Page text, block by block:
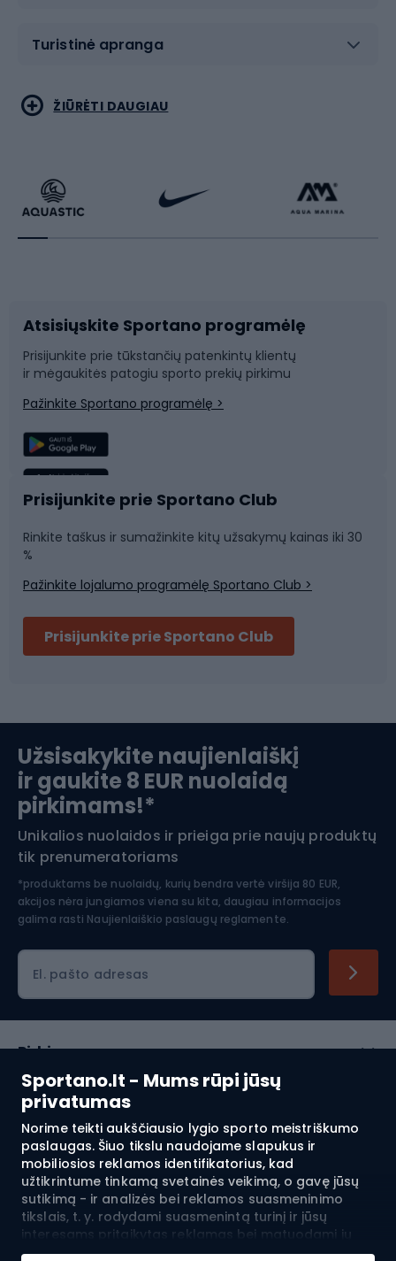
Sportano.lt - Mums rūpi jūsų
privatumas
Norime teikti aukščiausio lygio sporto meistriškumo
paslaugas. Šiuo tikslu naudojame slapukus ir
mobiliosios reklamos identifikatorius, kad
užtikrintume tinkamą svetainės veikimą, o gavę jūsų
sutikimą - ir analizės bei reklamos suasmeninimo
tikslais, t. y. rodydami suasmenintą turinį ir jūsų
interesams pritaikytas reklamas bei matuodami jų
efektyvumą. Slapukai ir mobiliosios reklamos
Turistinė apranga
Bėgimas
Dviratininkų apranga
Dviračių dalys
Laipiojimas
Žvejyba
Sportinė medicina
Koviniai sportai
Rakečių sportas
Rogutės ir čiuožynės
Snieglenčių sportas
Plaukimas
Komandinis sportas
Slidinėjimas
Apranga žiemos sportui
Šiaurietiškas ėjimas
ŽIŪRĖTI DAUGIAU
Atsisiųskite Sportano programėlę
Prisijunkite prie tūkstančių patenkintų klientų
ir mėgaukitės patogiu sporto prekių pirkimu
Pažinkite Sportano programėlę >
Prisijunkite prie Sportano Club
Rinkite taškus ir sumažinkite kitų užsakymų kainas iki 30
%
Pažinkite lojalumo programėlę Sportano Club >
Prisijunkite prie Sportano Club
Užsisakykite naujienlaiškį
ir gaukite 8 EUR nuolaidą
pirkimams!*
Unikalios nuolaidos ir prieiga prie naujų produktų
tik prenumeratoriams
*produktams be nuolaidų, kurių bendra vertė viršija 80 EUR,
akcijos nėra jungiamos viena su kita, daugiau informacijos
galima rasti Naujienlaiškio paslaugų reglamente.
El. pašto adresas
Pirkimas
Klientų aptarnavimas
Reglamentai
Apie mus